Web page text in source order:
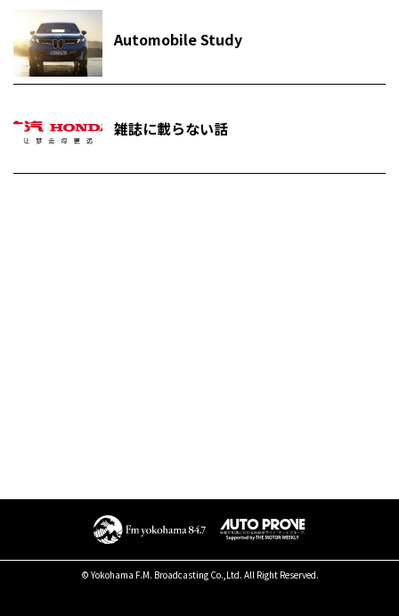
Automobile Study
雑誌に載らない話
© Yokohama F.M. Broadcasting Co.,Ltd. All Right Reserved.